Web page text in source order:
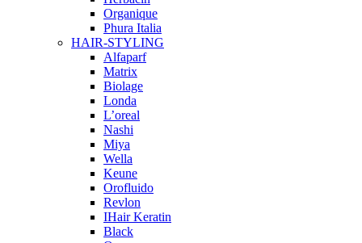
Organique
Phura Italia
HAIR-STYLING
Alfaparf
Matrix
Biolage
Londa
L’oreal
Nashi
Miya
Wella
Keune
Orofluido
Revlon
IHair Keratin
Black